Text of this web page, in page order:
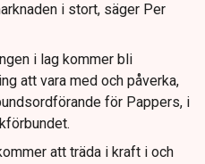
i stort, säger Per
i lag kommer bli
att vara med och påverka,
för Pappers, i
att träda i kraft i och